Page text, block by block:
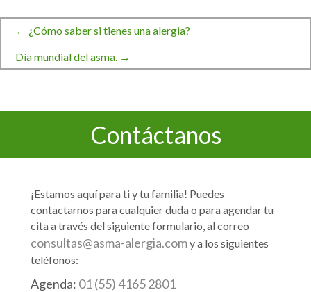
Navegación
entradas
← ¿Cómo saber si tienes una alergia?
Día mundial del asma. →
Contáctanos
¡Estamos aquí para ti y tu familia! Puedes
contactarnos para cualquier duda o para agendar tu
cita a través del siguiente formulario, al correo
consultas@asma-alergia.comy a los siguientes
teléfonos:
Agenda: 01 (55) 4165 2801